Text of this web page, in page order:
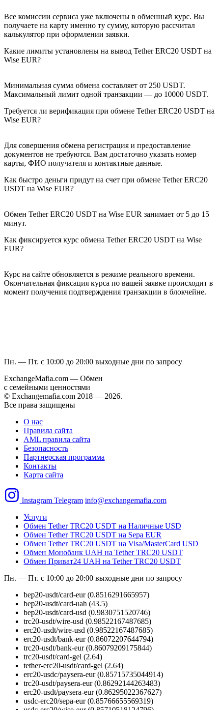
Все комиссии сервиса уже включены в обменный курс. Вы
получаете на карту именно ту сумму, которую рассчитал
калькулятор при оформлении заявки.
Какие лимиты установлены на вывод Tether ERC20 USDT на
Wise EUR?
Минимальная сумма обмена составляет от 250 USDT.
Максимальный лимит одной транзакции — до 10000 USDT.
Требуется ли верификация при обмене Tether ERC20 USDT на
Wise EUR?
Для совершения обмена регистрация и предоставление
документов не требуются. Вам достаточно указать номер
карты, ФИО получателя и контактные данные.
Как быстро деньги придут на счет при обмене Tether ERC20
USDT на Wise EUR?
Обмен Tether ERC20 USDT на Wise EUR занимает от 5 до 15
минут.
Как фиксируется курс обмена Tether ERC20 USDT на Wise
EUR?
Курс на сайте обновляется в режиме реального времени.
Окончательная фиксация курса по вашей заявке происходит в
момент получения подтверждения транзакции в блокчейне.
Пн. — Пт. с 10:00 до 20:00 выходные дни по запросу
ExchangeMafia.com — Обмен
с семейными ценностями
© Exchangemafia.com 2018 — 2026.
Все права защищены
О нас
Правила сайта
AML правила сайта
Безопасность
Партнерская программа
Контакты
Карта сайта
Instagram Telegram info@exchangemafia.com
Услуги
Обмен Tether TRC20 USDT на Наличные USD
Обмен Tether TRC20 USDT на Sepa EUR
Обмен Tether TRC20 USDT на Visa/MasterCard USD
Обмен Монобанк UAH на Tether TRC20 USDT
Обмен Приват24 UAH на Tether TRC20 USDT
Пн. — Пт. с 10:00 до 20:00 выходные дни по запросу
bep20-usdt/card-eur (0.8516291665957)
bep20-usdt/card-uah (43.5)
bep20-usdt/card-usd (0.9830751520746)
trc20-usdt/wire-usd (0.98522167487685)
erc20-usdt/wire-usd (0.98522167487685)
erc20-usdt/bank-eur (0.86072207644794)
trc20-usdt/bank-eur (0.86079209175844)
trc20-usdt/card-gel (2.64)
tether-erc20-usdt/card-gel (2.64)
erc20-usdc/paysera-eur (0.85715735044914)
trc20-usdt/paysera-eur (0.86292144263483)
erc20-usdt/paysera-eur (0.86295022367627)
usdc-erc20/sepa-eur (0.85766655569319)